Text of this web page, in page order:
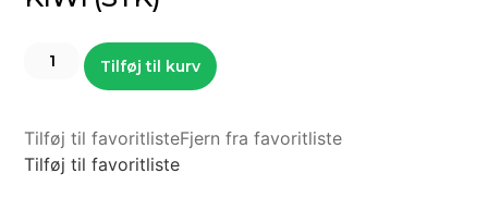
Tilføj til kurv
Tilføj til favoritlisteFjern fra favoritliste
Tilføj til favoritliste